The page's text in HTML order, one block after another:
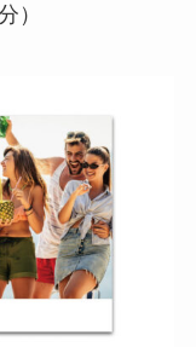
）